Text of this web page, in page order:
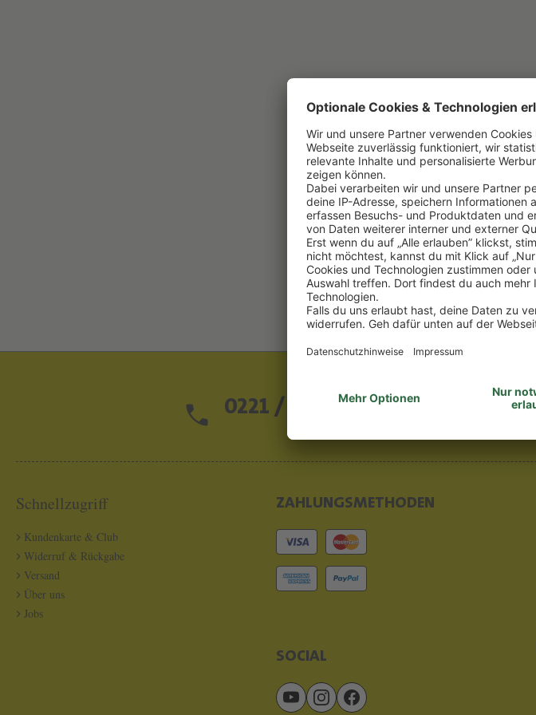
0221 / 13 97 28 - 0
Schnellzugriff
Kundenkarte & Club
Widerruf & Rückgabe
Versand
Über uns
Jobs
ZAHLUNGSMETHODEN
SOCIAL